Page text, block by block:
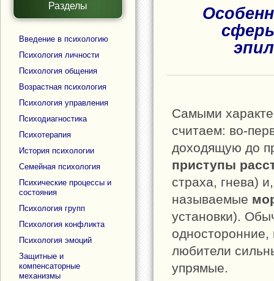
Разделы
Введение в психологию
Психология личности
Психология общения
Возрастная психология
Психология управления
Психодиагностика
Психотерапия
История психологии
Семейная психология
Психические процессы и
состояния
Психология групп
Психология конфликта
Психология эмоций
Защитные и
компенсаторные
механизмы
Самыми
считаем: во-
доходящую до
приступы
страха, гнева)
называемые
установки).
любители
упрямые.